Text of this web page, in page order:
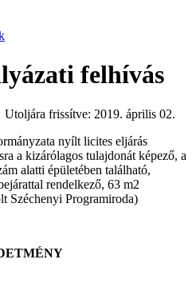
felhívás
frissítve: 2019. április 02.
nyílt licites eljárás
a kizárólagos tulajdonát képező, a
alatti épületében található,
rendelkező, 63 m2
Széchenyi Programiroda)